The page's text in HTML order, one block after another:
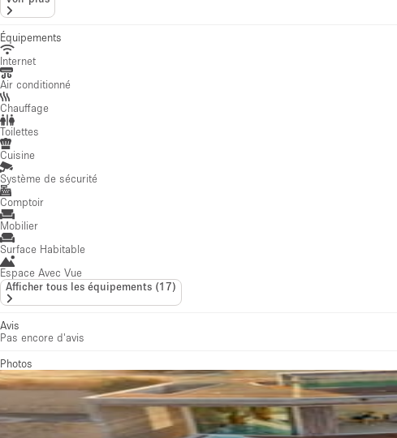
Équipements
Internet
Air conditionné
Chauffage
Toilettes
Cuisine
Système de sécurité
Comptoir
Mobilier
Surface Habitable
Espace Avec Vue
Afficher tous les équipements (17)
Avis
Pas encore d'avis
Photos